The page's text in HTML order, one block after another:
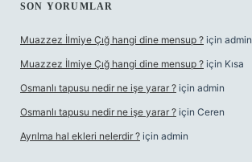
SON YORUMLAR
Muazzez İlmiye Çığ hangi dine mensup ? için admin
Muazzez İlmiye Çığ hangi dine mensup ? için Kısa
Osmanlı tapusu nedir ne işe yarar ? için admin
Osmanlı tapusu nedir ne işe yarar ? için Ceren
Ayrılma hal ekleri nelerdir ? için admin